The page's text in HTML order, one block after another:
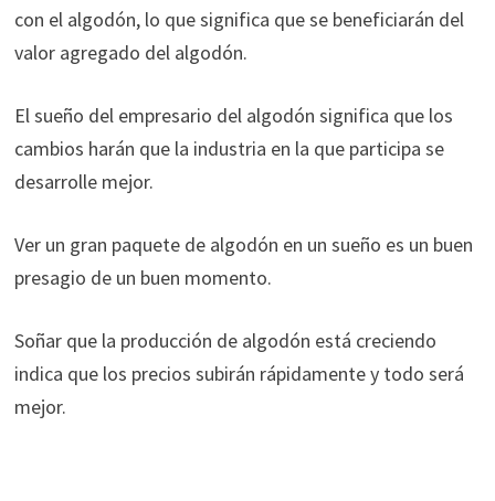
con el algodón, lo que significa que se beneficiarán del
valor agregado del algodón.
El sueño del empresario del algodón significa que los
cambios harán que la industria en la que participa se
desarrolle mejor.
Ver un gran paquete de algodón en un sueño es un buen
presagio de un buen momento.
Soñar que la producción de algodón está creciendo
indica que los precios subirán rápidamente y todo será
mejor.